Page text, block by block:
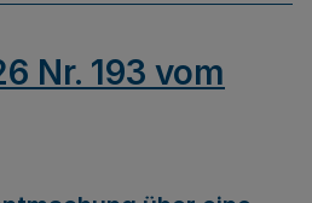
Nr. 193 vom